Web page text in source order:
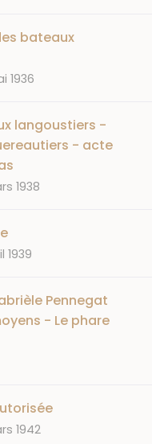
bateaux
1936
langoustiers -
- acte
1938
1939
Pennegat
- Le phare
1942